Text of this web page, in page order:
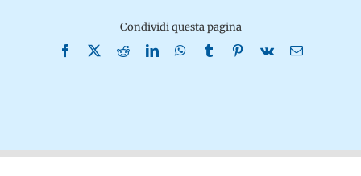
Condividi questa pagina
Facebook
X RedditLinkedInWhatsApp
TumblrPinterest
Vk Email